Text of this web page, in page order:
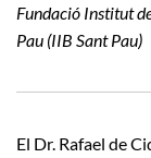
Fundació Institut
Pau (IIB Sant Pau)
El Dr. Rafael de